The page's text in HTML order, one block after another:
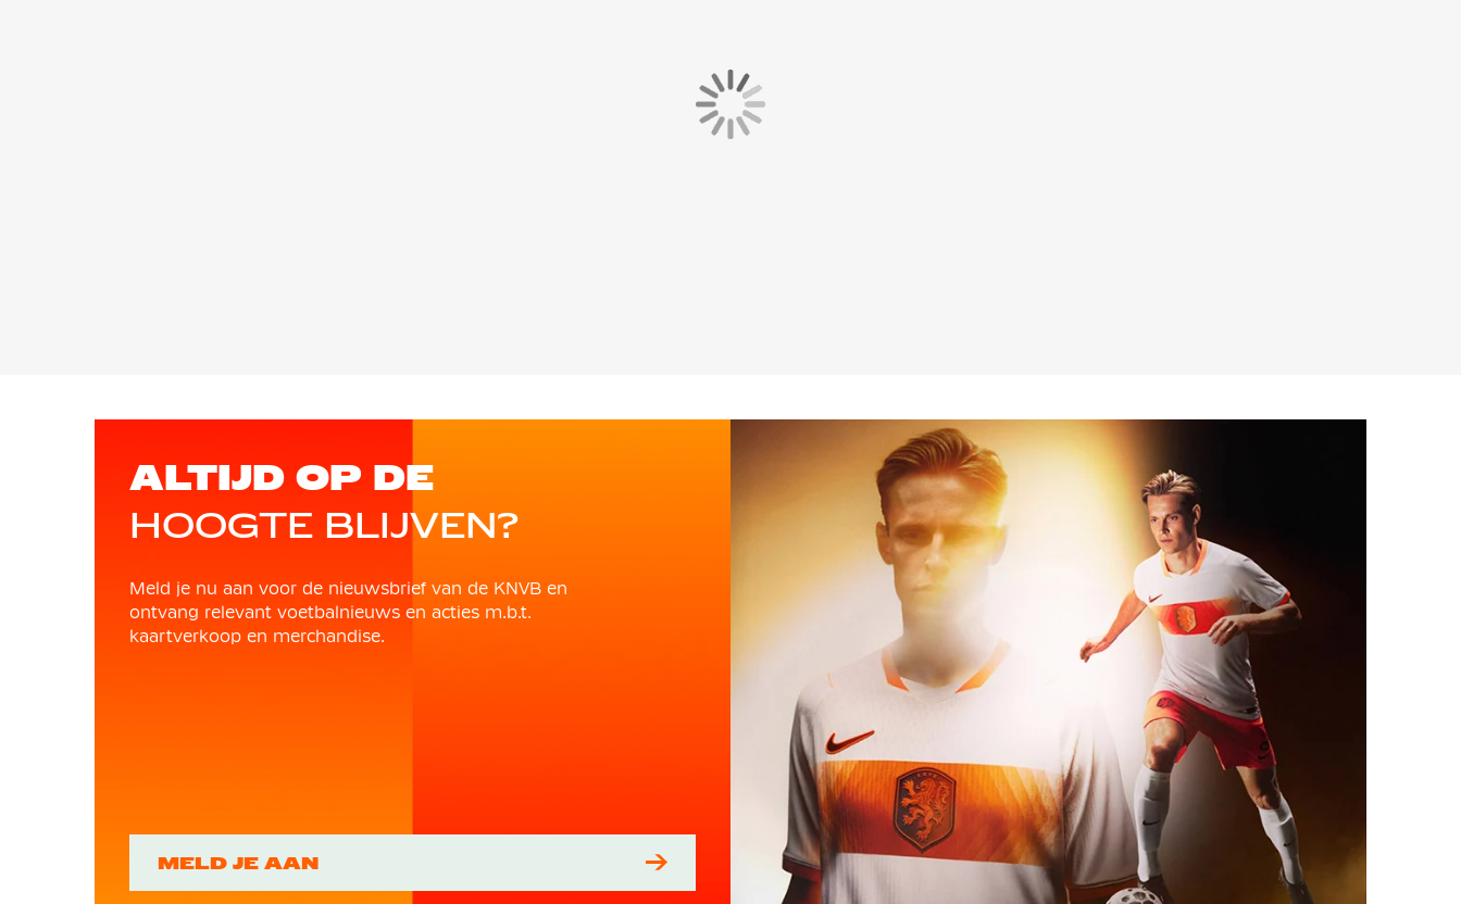
ALTIJD OP DE
HOOGTE BLIJVEN?
Meld je nu aan voor de nieuwsbrief van de KNVB en
ontvang relevant voetbalnieuws en acties m.b.t.
kaartverkoop en merchandise.
MELD JE AAN